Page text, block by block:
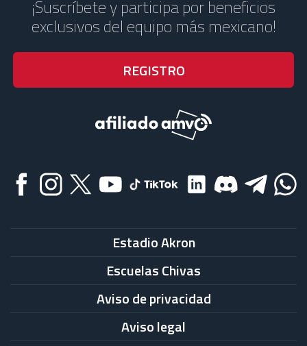
¡Suscríbete y participa por beneficios
exclusivos del equipo más mexicano!
Estadio Akron
Escuelas Chivas
Aviso de privacidad
Aviso legal